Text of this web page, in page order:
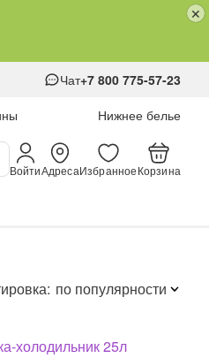
Чат+7 800 775-57-23
Нижнее белье
ВойтиАдресаИзбранноеКорзина
по популярности